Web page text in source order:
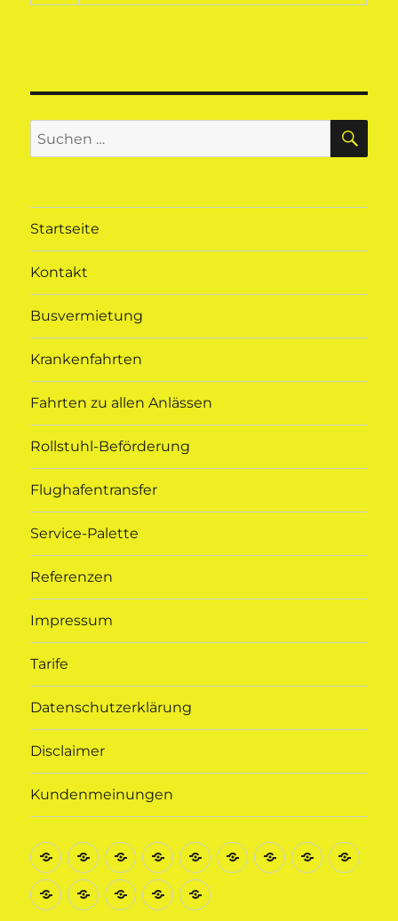
Suchen
nach:
Startseite
Kontakt
Busvermietung
Krankenfahrten
Fahrten zu allen Anlässen
Rollstuhl-Beförderung
Flughafentransfer
Service-Palette
Referenzen
Impressum
Tarife
Datenschutzerklärung
Disclaimer
Kundenmeinungen
StartseiteKontaktBusvermietung
Krankenfahrten
Fahrten
allen
Rollstuhl-
Beförderung
Service-
Palette
Impressum
TarifeDatenschutzerklärung
DisclaimerKundenmeinungen